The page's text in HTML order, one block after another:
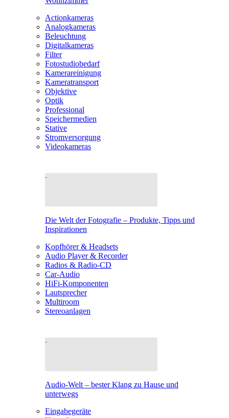
Actionkameras
Analogkameras
Beleuchtung
Digitalkameras
Filter
Fotostudiobedarf
Kamerareinigung
Kameratransport
Objektive
Optik
Professional
Speichermedien
Stative
Stromversorgung
Videokameras
Die Welt der Fotografie – Produkte, Tipps und
Inspirationen
Kopfhörer & Headsets
Audio Player & Recorder
Radios & Radio-CD
Car-Audio
HiFi-Komponenten
Lautsprecher
Multiroom
Stereoanlagen
Audio-Welt – bester Klang zu Hause und
unterwegs
Eingabegeräte